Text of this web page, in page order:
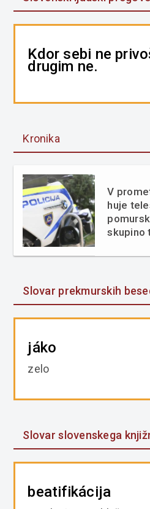
Kdor sebi ne
drugim ne.
Kronika
V
huje
skupino
Slovar prekmurskih
jáko
zelo
Slovar slovenskega
beatifikácija